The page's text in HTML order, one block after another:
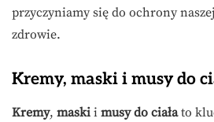
przyczyniamy się do ochrony
zdrowie.
Kremy, maski i musy do
Kremy, maski i musy do ciałato